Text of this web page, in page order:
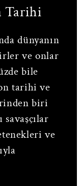
Tarihi
dünyanın
ve onlar
bile
tarihi ve
biri
ve